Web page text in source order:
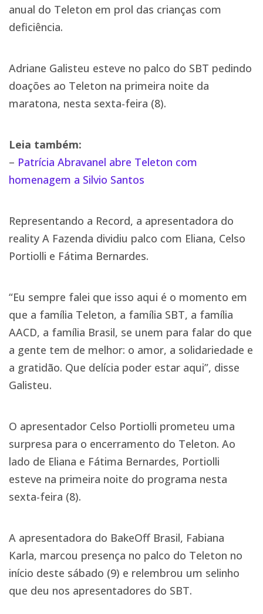
anual do Teleton em prol das crianças com
deficiência.
Adriane Galisteu esteve no palco do SBT pedindo
doações ao Teleton na primeira noite da
maratona, nesta sexta-feira (8).
Leia também:
– Patrícia Abravanel abre Teleton com
homenagem a Silvio Santos
Representando a Record, a apresentadora do
reality A Fazenda dividiu palco com Eliana, Celso
Portiolli e Fátima Bernardes.
“Eu sempre falei que isso aqui é o momento em
que a família Teleton, a família SBT, a família
AACD, a família Brasil, se unem para falar do que
a gente tem de melhor: o amor, a solidariedade e
a gratidão. Que delícia poder estar aqui”, disse
Galisteu.
O apresentador Celso Portiolli prometeu uma
surpresa para o encerramento do Teleton. Ao
lado de Eliana e Fátima Bernardes, Portiolli
esteve na primeira noite do programa nesta
sexta-feira (8).
A apresentadora do BakeOff Brasil, Fabiana
Karla, marcou presença no palco do Teleton no
início deste sábado (9) e relembrou um selinho
que deu nos apresentadores do SBT.